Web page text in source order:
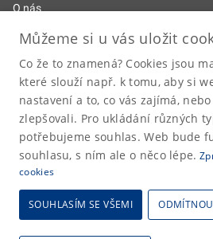
O nás
Naše činnosti
Legislativa
Úřední deska
Kontakty
posta@dia.gov.cz
2026 © Digitální a informační agentura •
Můžeme si u vás uložit
Co že to znamená? Cookies jsou
které slouží např. k tomu, aby si
nastavení a to, co vás zajímá,
zlepšovali. Pro ukládání různých
potřebujeme souhlas. Web bude
souhlasu, s ním ale o něco lépe.
cookies
SOUHLASÍM SE VŠEMI